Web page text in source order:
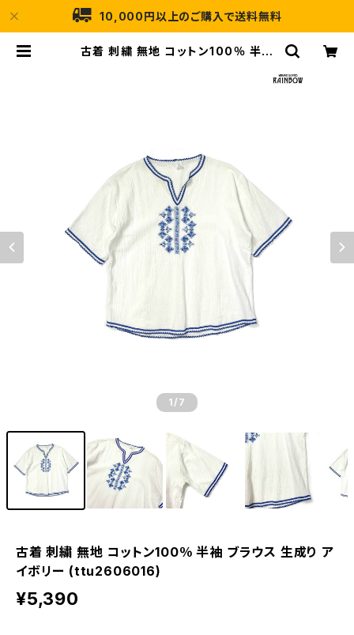
10,000円以上のご購入で送料無料
古着 刺繍 無地 コットン100％ 半袖
1 /7
古着 刺繍 無地 コットン100％ 半袖 ブラウス 生成り ア
イボリー (ttu2606016)
¥5,390